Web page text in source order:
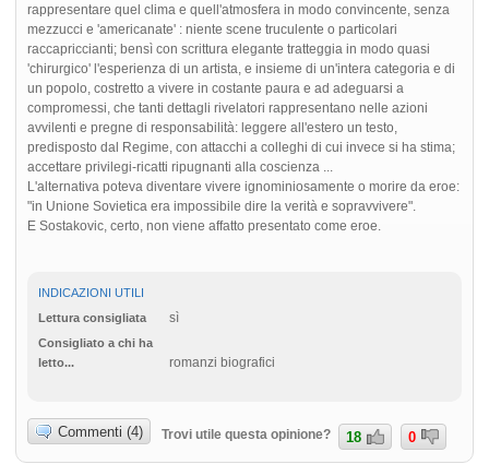
rappresentare quel clima e quell'atmosfera in modo convincente, senza
mezzucci e 'americanate' : niente scene truculente o particolari
raccapriccianti; bensì con scrittura elegante tratteggia in modo quasi
'chirurgico' l'esperienza di un artista, e insieme di un'intera categoria e di
un popolo, costretto a vivere in costante paura e ad adeguarsi a
compromessi, che tanti dettagli rivelatori rappresentano nelle azioni
avvilenti e pregne di responsabilità: leggere all'estero un testo,
predisposto dal Regime, con attacchi a colleghi di cui invece si ha stima;
accettare privilegi-ricatti ripugnanti alla coscienza ...
L'alternativa poteva diventare vivere ignominiosamente o morire da eroe:
"in Unione Sovietica era impossibile dire la verità e sopravvivere".
E Sostakovic, certo, non viene affatto presentato come eroe.
INDICAZIONI UTILI
Lettura consigliata
sì
Consigliato a chi ha
letto...
romanzi biografici
Commenti (4) Trovi utile questa opinione? 18 0